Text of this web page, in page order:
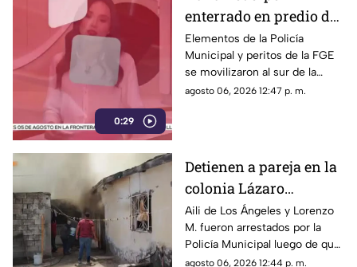
0:29
enterrado en predio de
la colonia División del
Norte en Chihuahua
Elementos de la Policía
Municipal y peritos de la FGE
se movilizaron al sur de la
capital tras el descubrimiento
agosto 06, 2026 12:47 p. m.
Detienen a pareja en la
colonia Lázaro
Cárdenas tras riña,
agresión física y un
incendio
Aili de Los Ángeles y Lorenzo
M. fueron arrestados por la
Policía Municipal luego de que
el hombre agrediera a la mujer
agosto 06, 2026 12:44 p. m.